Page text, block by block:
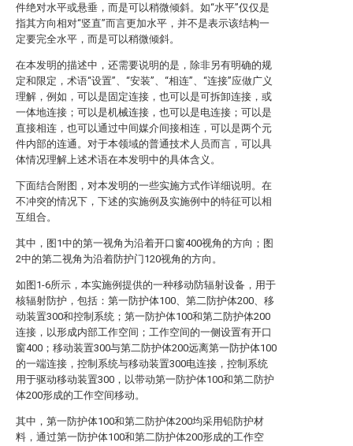
件绝对水平或悬垂，而是可以稍微倾斜。如“水平”仅仅是
指其方向相对“竖直”而言更加水平，并不是表示该结构一
定要完全水平，而是可以稍微倾斜。
在本发明的描述中，还需要说明的是，除非另有明确的规
定和限定，术语“设置”、“安装”、“相连”、“连接”应做广义
理解，例如，可以是固定连接，也可以是可拆卸连接，或
一体地连接；可以是机械连接，也可以是电连接；可以是
直接相连，也可以通过中间媒介间接相连，可以是两个元
件内部的连通。对于本领域的普通技术人员而言，可以具
体情况理解上述术语在本发明中的具体含义。
下面结合附图，对本发明的一些实施方式作详细说明。在
不冲突的情况下，下述的实施例及实施例中的特征可以相
互组合。
其中，图1中的第一视角为沿着开口窗400视角的方向；图
2中的第二视角为沿着防护门120视角的方向。
如图1-6所示，本实施例提供的一种移动防辐射设备，用于
核辐射防护，包括：第一防护体100、第二防护体200、移
动装置300和控制系统；第一防护体100和第二防护体200
连接，以形成内部工作空间；工作空间的一侧设置有开口
窗400；移动装置300与第二防护体200远离第一防护体100
的一端连接，控制系统与移动装置300电连接，控制系统
用于驱动移动装置300，以带动第一防护体100和第二防护
体200形成的工作空间移动。
其中，第一防护体100和第二防护体200均采用铅防护材
料，通过第一防护体100和第二防护体200形成的工作空